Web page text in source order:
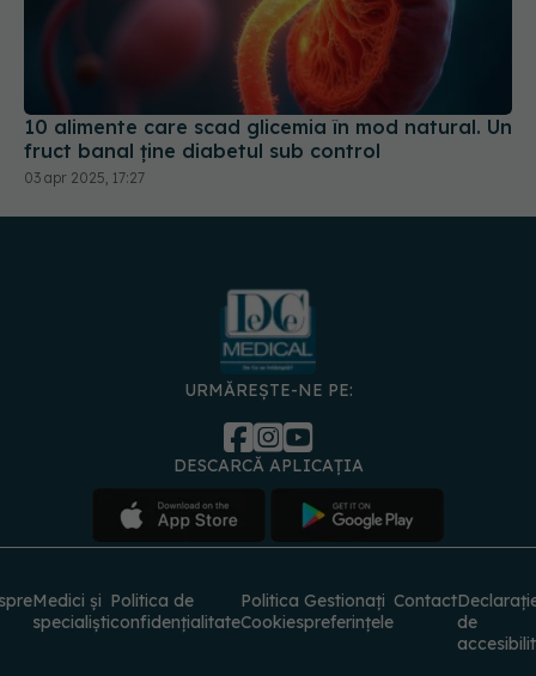
10 alimente care scad glicemia în mod natural. Un
fruct banal ține diabetul sub control
03 apr 2025, 17:27
URMĂREȘTE-NE PE:
DESCARCĂ APLICAȚIA
Medici și
specialiști
Politica de
confidențialitate
Politica
Cookies
Gestionați
preferințele
Contact
de